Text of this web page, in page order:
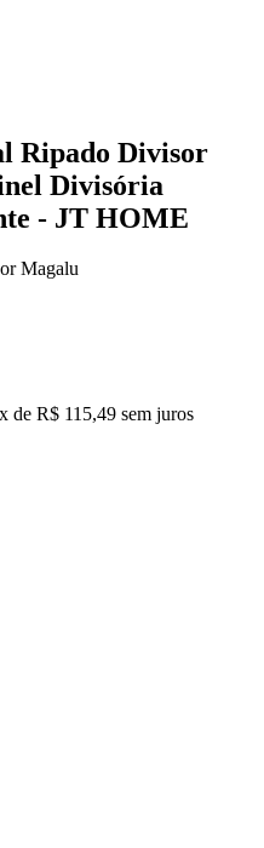
Ripado Divisor
Divisória
- JT HOME
Magalu
x de R$ 115,49 sem juros